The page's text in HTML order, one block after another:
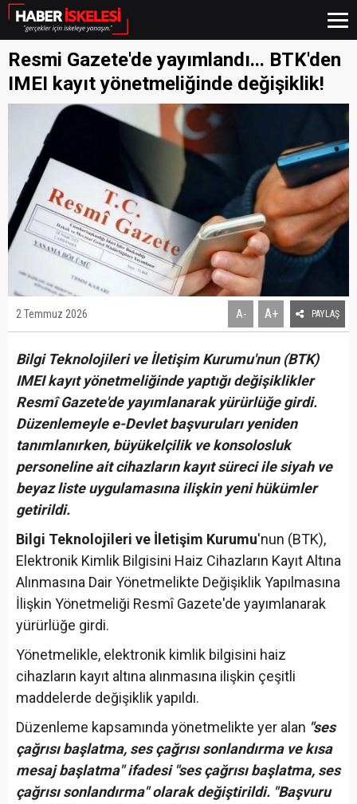
Resmi Gazete'de yayımlandı... BTK'den
IMEI kayıt yönetmeliğinde değişiklik!
2 Temmuz 2026 A- A+ PAYLAŞ
Bilgi Teknolojileri ve İletişim Kurumu'nun (BTK)
IMEI kayıt yönetmeliğinde yaptığı değişiklikler
Resmî Gazete'de yayımlanarak yürürlüğe girdi.
Düzenlemeyle e-Devlet başvuruları yeniden
tanımlanırken, büyükelçilik ve konsolosluk
personeline ait cihazların kayıt süreci ile siyah ve
beyaz liste uygulamasına ilişkin yeni hükümler
getirildi.
Bilgi Teknolojileri ve İletişim Kurumu'nun (BTK),
Elektronik Kimlik Bilgisini Haiz Cihazların Kayıt Altına
Alınmasına Dair Yönetmelikte Değişiklik Yapılmasına
İlişkin Yönetmeliği Resmî Gazete'de yayımlanarak
yürürlüğe girdi.
Yönetmelikle, elektronik kimlik bilgisini haiz
cihazların kayıt altına alınmasına ilişkin çeşitli
maddelerde değişiklik yapıldı.
Düzenleme kapsamında yönetmelikte yer alan "ses
çağrısı başlatma, ses çağrısı sonlandırma ve kısa
mesaj başlatma" ifadesi "ses çağrısı başlatma, ses
çağrısı sonlandırma" olarak değiştirildi. "Başvuru